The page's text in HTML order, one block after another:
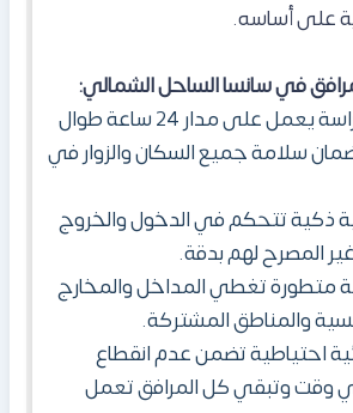
على أساسه.
في سانسا الساحل الشمالي:
فريق أمن وحراسة يعمل على مدار 24 ساعة طوال
سلامة جميع السكان والزوار في
ذكية تتحكم في الدخول والخروج
المصرح لهم بدقة.
متطورة تغطي المداخل والمخارج
والمناطق المشتركة.
احتياطية تضمن عدم انقطاع
وقت وتبقي كل المرافق تعمل